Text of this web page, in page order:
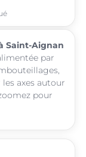
Saint-Aignan
par
axes autour
pour